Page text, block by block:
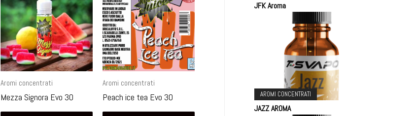
Aromi concentrati
Mezza Signora Evo 30
Aromi concentrati
Peach ice tea Evo 30
JFK Aroma
AROMI CONCENTRATI
JAZZ AROMA